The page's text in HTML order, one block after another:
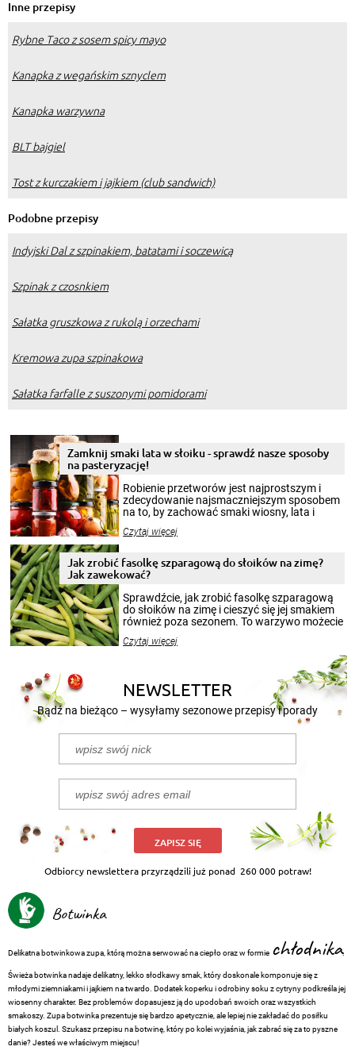
Inne przepisy
Rybne Taco z sosem spicy mayo
Kanapka z wegańskim sznyclem
Kanapka warzywna
BLT bajgiel
Tost z kurczakiem i jajkiem (club sandwich)
Podobne przepisy
Indyjski Dal z szpinakiem, batatami i soczewicą
Szpinak z czosnkiem
Sałatka gruszkowa z rukolą i orzechami
Kremowa zupa szpinakowa
Sałatka farfalle z suszonymi pomidorami
Zamknij smaki lata w słoiku - sprawdź nasze sposoby
na pasteryzację!
Robienie przetworów jest najprostszym i
zdecydowanie najsmaczniejszym sposobem
na to, by zachować smaki wiosny, lata i
krajobrazów, by cieszyć nimi oko w sezonie
pełni poczuć atmosferę cieplejszych
miesięcy. Przygotowanie słoików ze
patenty, które pozwolą zachować świeżość
przetworów.
Czytaj więcej
Jak zrobić fasolkę szparagową do słoików na zimę?
Jak zawekować?
Sprawdźcie, jak zrobić fasolkę szparagową
do słoików na zimę i cieszyć się jej smakiem
również poza sezonem. To warzywo możecie
nasze propozycje!
Czytaj więcej
NEWSLETTER
Bądź na bieżąco – wysyłamy sezonowe przepisy i porady
ZAPISZ SIĘ
Odbiorcy newslettera przyrządzili już ponad 260 000 potraw!
Botwinka
Delikatna botwinkowa zupa, którą można serwować na ciepło oraz w formie chłodnika.
Świeża botwinka nadaje delikatny, lekko słodkawy smak, który doskonale komponuje się z
młodymi ziemniakami i jajkiem na twardo. Dodatek koperku i odrobiny soku z cytryny podkreśla jej
wiosenny charakter. Bez problemów dopasujesz ją do upodobań swoich oraz wszystkich
smakoszy. Zupa botwinka prezentuje się bardzo apetycznie, ale lepiej nie zakładać do posiłku
białych koszul. Szukasz przepisu na botwinę, który po kolei wyjaśnia, jak zabrać się za to pyszne
danie? Jesteś we właściwym miejscu!